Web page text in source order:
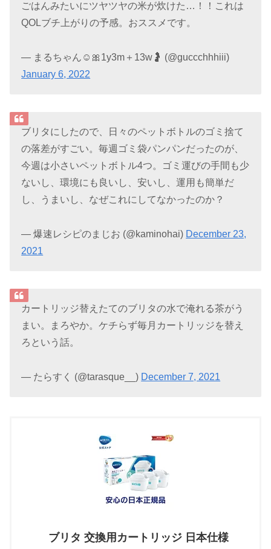
ごはんみたいにツヤツヤの米が炊けた…！！これは
QOLブチ上がりの予感。おススメです。
— まるちゃん☺︎🎀1y3m＋13w🤰 (@guccchhhiii)
January 6, 2022
ブリタにしたので、日々のペットボトルのゴミ捨て
の落差がすごい。毎週ゴミ袋パンパンだったのが、
今週は小さいペットボトル4つ。ゴミ運びの手間も少
ないし、環境にも良いし、安いし、運用も簡単だ
し、うまいし、なぜこれにしてなかったのか？
— 爆速レシピのまじお (@kaminohai) December 23,
2021
カートリッジ替えたてのブリタの水で淹れる茶がう
まい。まろやか。ケチらず毎月カートリッジを替え
ろという話。
— たらすく (@tarasque__) December 7, 2021
ブリタ 交換用カートリッジ 日本仕様